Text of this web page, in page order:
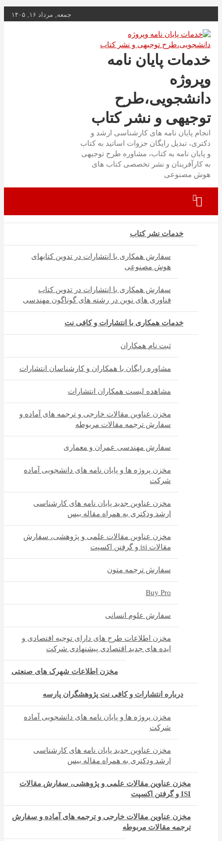
محتوا
بروید
جمعه, مرداد ۱۶, ۱۴۰۵
خدمات پایان نامه
وپروژه
دانشجویی،طرح
توجیهی و نشر کتاب
انجام پایان نامه های کارشناسی ارشد و
دکتری، تبدیل رایگان جزوات اساتید به کتاب
و پایان نامه به کتاب، مشاوره طرح توجیهی
به کارآفرینان و نشر تخصصی کتاب های
هوش مصنوعی
خدمات نشر کتاب
سفارش همکاری با انتشارات در تدوین کتابهای
هوش مصنوعی
سفارش همکاری با انتشارات در تدوین کتاب
فناوری های نوین در رشته های گوناگون مهندسی
خدمات همکاری با انتشارات و کافی نت
ثبت نام همکاران
مشاوره رایگان با همکاران و کارشناسان انتشارات
مشاهده لیست همکاران انتشارات
مخزن عناوین مقالات خارجی و ترجمه های آماده و
سفارش ترجمه مقالات مربوطه
سفارش مهندسی عمران و معماری
مخزن پروژه ها و پایان نامه های دانشجویی آماده
شرکت
مخزن عناوین جدید پایان نامه های کارشناسی
ارشد ودکتری به همراه مقاله بیس
مخزن عناوین مقالات علمی و پژوهشی، سفارش
مقالات isi و گرفتن اکسپت
سفارش ترجمه متون
Buy Pro
سفارش علوم انسانی
مخزن اطلاعات طرح های دارای توجیه اقتصادی و
ایده های جدید اقتصادی پیشنهادی شرکت
مخزن اطلاعات شهرک های صنعتی
درباره انتشارات و کافی نت پژوهشگران پارسه
مخزن پروژه ها و پایان نامه های دانشجویی آماده
شرکت
مخزن عناوین جدید پایان نامه های کارشناسی
ارشد ودکتری به همراه مقاله بیس
مخزن عناوین مقالات علمی و پژوهشی، سفارش مقالات
ISI و گرفتن اکسپت
مخزن عناوین مقالات خارجی و ترجمه های آماده و سفارش
ترجمه مقالات مربوطه